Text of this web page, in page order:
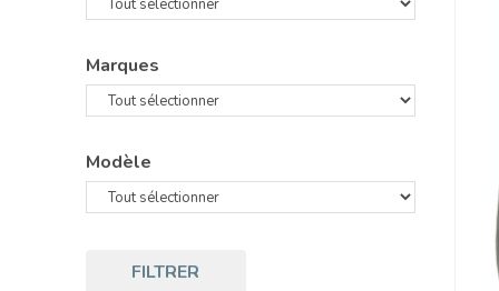
Marques
Modèle
FILTRER